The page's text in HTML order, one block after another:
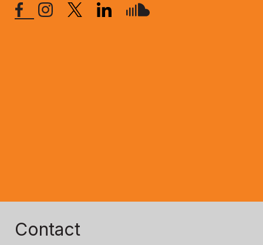
Contact